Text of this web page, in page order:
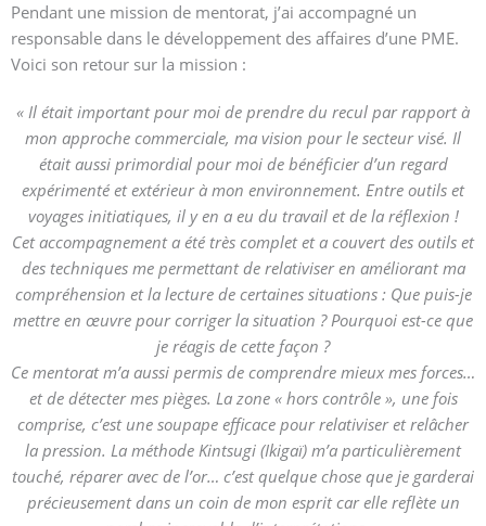
Pendant une mission de mentorat, j’ai accompagné un
responsable dans le développement des affaires d’une PME.
Voici son retour sur la mission :
« Il était important pour moi de prendre du recul par rapport à
mon approche commerciale, ma vision pour le secteur visé. Il
était aussi primordial pour moi de bénéficier d’un regard
expérimenté et extérieur à mon environnement. Entre outils et
voyages initiatiques, il y en a eu du travail et de la réflexion !
Cet accompagnement a été très complet et a couvert des outils et
des techniques me permettant de relativiser en améliorant ma
compréhension et la lecture de certaines situations : Que puis-je
mettre en œuvre pour corriger la situation ? Pourquoi est-ce que
je réagis de cette façon ?
Ce mentorat m’a aussi permis de comprendre mieux mes forces…
et de détecter mes pièges. La zone « hors contrôle », une fois
comprise, c’est une soupape efficace pour relativiser et relâcher
la pression. La méthode Kintsugi (Ikigaï) m’a particulièrement
touché, réparer avec de l’or… c’est quelque chose que je garderai
précieusement dans un coin de mon esprit car elle reflète un